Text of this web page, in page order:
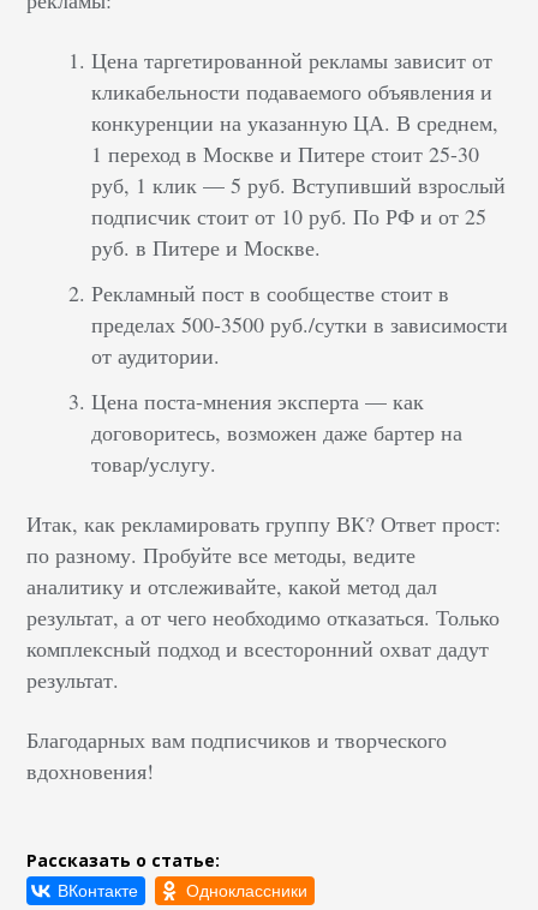
Цена таргетированной рекламы зависит от
кликабельности подаваемого объявления и
конкуренции на указанную ЦА. В среднем,
1 переход в Москве и Питере стоит 25-30
руб, 1 клик — 5 руб. Вступивший взрослый
подписчик стоит от 10 руб. По РФ и от 25
руб. в Питере и Москве.
Рекламный пост в сообществе стоит в
пределах 500-3500 руб./сутки в зависимости
от аудитории.
Цена поста-мнения эксперта — как
договоритесь, возможен даже бартер на
товар/услугу.
Итак, как рекламировать группу ВК? Ответ прост:
по разному. Пробуйте все методы, ведите
аналитику и отслеживайте, какой метод дал
результат, а от чего необходимо отказаться. Только
комплексный подход и всесторонний охват дадут
результат.
Благодарных вам подписчиков и творческого
вдохновения!
Рассказать о статье: